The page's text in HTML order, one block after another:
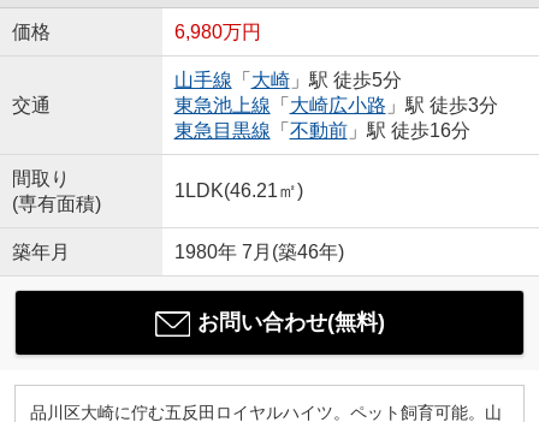
価格 6,980万円
交通
山手線 「 大崎」駅 徒歩5分
東急池上線 「 大崎広小路 」駅 徒歩3分
東急目黒線 「 不動前」駅 徒歩16分
間取り
(専有面積)
1LDK(46.21㎡)
築年月 1980年 7月(築46年)
お問い合わせ(無料)
品川区大崎に佇む五反田ロイヤルハイツ。ペット飼育可能。山